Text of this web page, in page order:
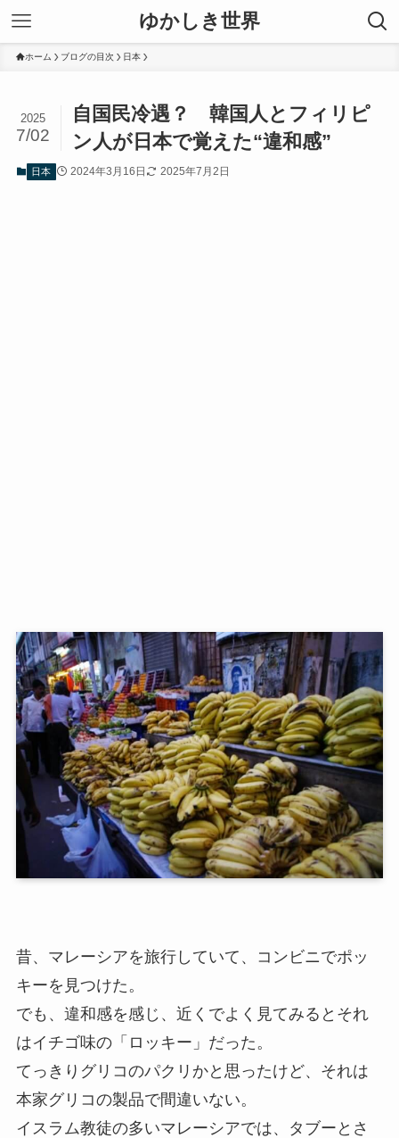
ゆかしき世界
ホーム ブログの目次 日本
自国民冷遇？ 韓国人とフィリピ
ン人が日本で覚えた“違和感”
2025
7/02
日本 2024年3月16日 2025年7月2日
昔、マレーシアを旅行していて、コンビニでポッ
キーを見つけた。
でも、違和感を感じ、近くでよく見てみるとそれ
はイチゴ味の「ロッキー」だった。
てっきりグリコのパクリかと思ったけど、それは
本家グリコの製品で間違いない。
イスラム教徒の多いマレーシアでは、タブーとさ